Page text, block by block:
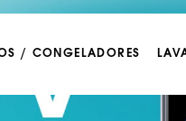
/ CONGELADORES